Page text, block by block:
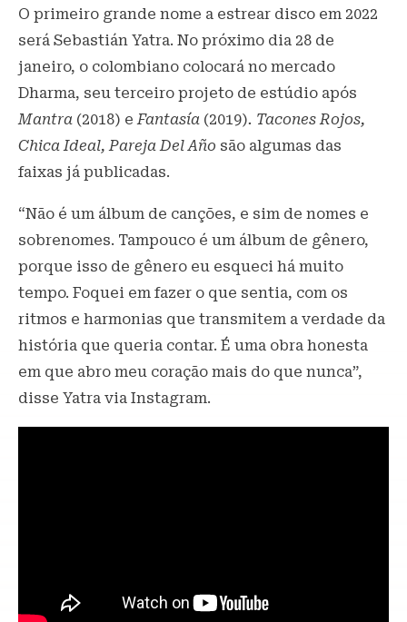
O primeiro grande nome a estrear disco em 2022
será Sebastián Yatra. No próximo dia 28 de
janeiro, o colombiano colocará no mercado
Dharma, seu terceiro projeto de estúdio após
Mantra (2018) eFantasía (2019). Tacones Rojos,
Chica Ideal, Pareja Del Año são algumas das
faixas já publicadas.
“Não é um álbum de canções, e sim de nomes e
sobrenomes. Tampouco é um álbum de gênero,
porque isso de gênero eu esqueci há muito
tempo. Foquei em fazer o que sentia, com os
ritmos e harmonias que transmitem a verdade da
história que queria contar. É uma obra honesta
em que abro meu coração mais do que nunca”,
disse Yatra via Instagram.